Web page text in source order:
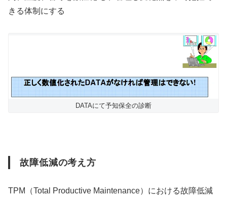
きる体制にする
DATAにて予知保全の診断
故障低減の考え方
TPM（Total Productive Maintenance）における故障低減